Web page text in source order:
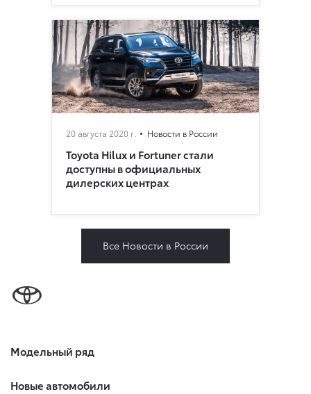
20 августа 2020 г. Новости в России
Toyota Hilux и Fortuner стали
доступны в официальных
дилерских центрах
Все Новости в России
Модельный ряд
Новые автомобили